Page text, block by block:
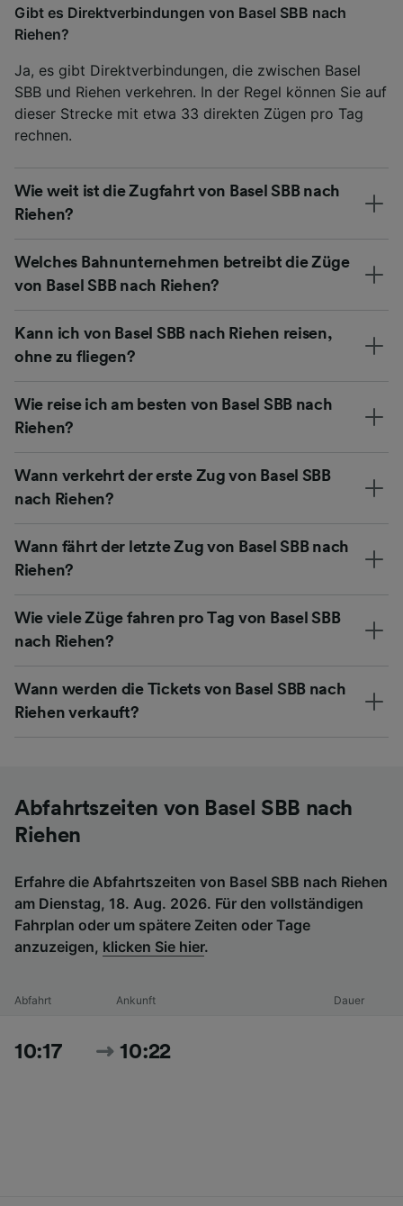
Gibt es Direktverbindungen von Basel SBB nach
Riehen?
Ja, es gibt Direktverbindungen, die zwischen Basel
SBB und Riehen verkehren. In der Regel können Sie auf
dieser Strecke mit etwa 33 direkten Zügen pro Tag
rechnen.
Wie weit ist die Zugfahrt von Basel SBB nach
Riehen?
Welches Bahnunternehmen betreibt die Züge
von Basel SBB nach Riehen?
Kann ich von Basel SBB nach Riehen reisen,
ohne zu fliegen?
Wie reise ich am besten von Basel SBB nach
Riehen?
Wann verkehrt der erste Zug von Basel SBB
nach Riehen?
Wann fährt der letzte Zug von Basel SBB nach
Riehen?
Wie viele Züge fahren pro Tag von Basel SBB
nach Riehen?
Wann werden die Tickets von Basel SBB nach
Riehen verkauft?
Abfahrtszeiten von Basel SBB nach
Riehen
Erfahre die Abfahrtszeiten von Basel SBB nach Riehen
am Dienstag, 18. Aug. 2026. Für den vollständigen
Fahrplan oder um spätere Zeiten oder Tage
anzuzeigen, klicken Sie hier.
Abfahrt Ankunft Dauer
10:17 10:22